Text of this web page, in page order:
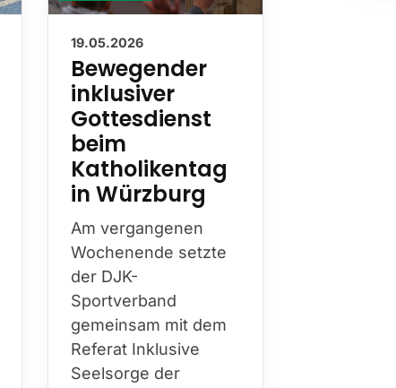
19.05.2026
Bewegender
inklusiver
Gottesdienst
beim
Katholikentag
in Würzburg
Am vergangenen
Wochenende setzte
der DJK-
Sportverband
gemeinsam mit dem
Referat Inklusive
Seelsorge der